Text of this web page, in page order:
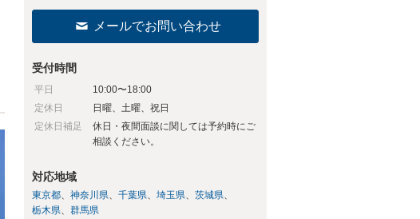
メールでお問い合わせ
受付時間
平日
10:00〜18:00
定休日
日曜、土曜、祝日
定休日補足
休日・夜間面談に関しては予約時にご
相談ください。
対応地域
東京都 神奈川県 千葉県 埼玉県
茨城県
栃木県
群馬県